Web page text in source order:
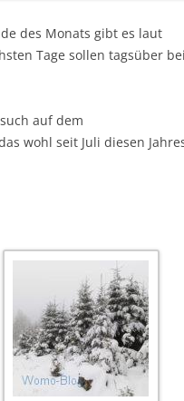
des Monats gibt es laut
Tage sollen tagsüber bei
auf dem
wohl seit Juli diesen